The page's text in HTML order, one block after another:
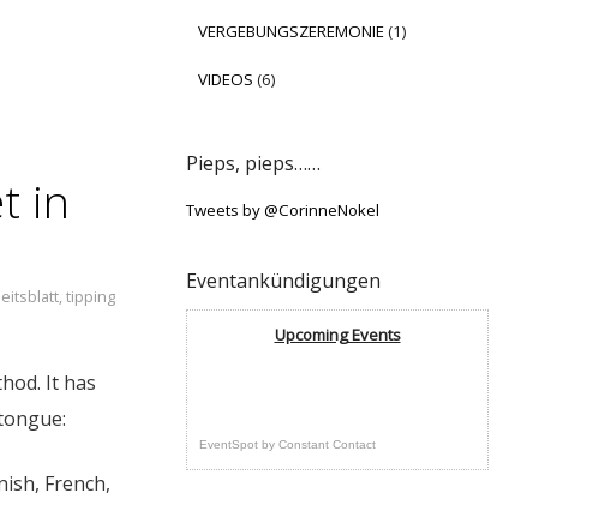
in
,tipping
It has
French,
VERGEBUNGSZEREMONIE(1)
VIDEOS (6)
Pieps, pieps……
Tweets by @CorinneNokel
Eventankündigungen
Upcoming Events
EventSpot by Constant Contact